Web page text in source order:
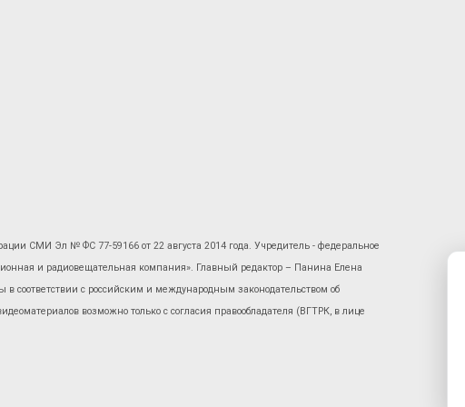
СМИ Эл № ФС 77-59166 от 22 августа 2014 года. Учредитель - федеральное
и радиовещательная компания». Главный редактор – Панина Елена
с российским и международным законодательством об
возможно только с согласия правообладателя (ВГТРК, в лице